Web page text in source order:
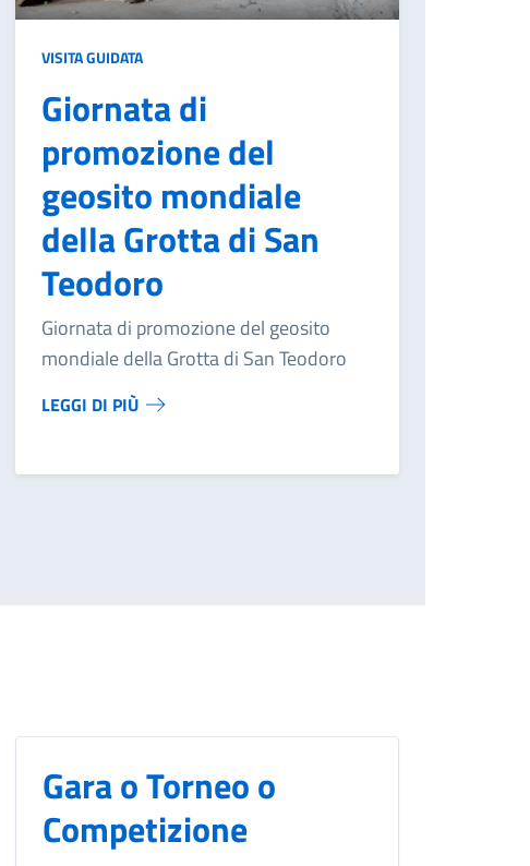
VISITA GUIDATA
Giornata di
promozione del
geosito mondiale
della Grotta di San
Teodoro
Giornata di promozione del geosito
mondiale della Grotta di San Teodoro
LEGGI DI PIÙ
Gara o Torneo o
Competizione